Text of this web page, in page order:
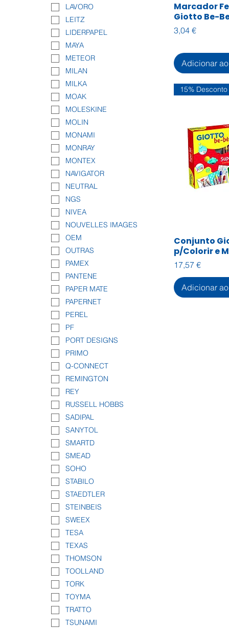
LAVORO
LEITZ
LIDERPAPEL
MAYA
METEOR
MILAN
MILKA
MOAK
MOLESKINE
MOLIN
MONAMI
MONRAY
MONTEX
NAVIGATOR
NEUTRAL
NGS
NIVEA
NOUVELLES IMAGES
OEM
OUTRAS
PAMEX
PANTENE
PAPER MATE
PAPERNET
PEREL
PF
PORT DESIGNS
PRIMO
Q-CONNECT
REMINGTON
REY
RUSSELL HOBBS
SADIPAL
SANYTOL
SMARTD
SMEAD
SOHO
STABILO
STAEDTLER
STEINBEIS
SWEEX
TESA
TEXAS
THOMSON
TOOLLAND
TORK
TOYMA
TRATTO
TSUNAMI
Marcador
Giotto Be-
Preço
3,04 €
Adicionar
15% Desconto
Conjunto
p/Colorir e
Preço
17,57 €
Adicionar